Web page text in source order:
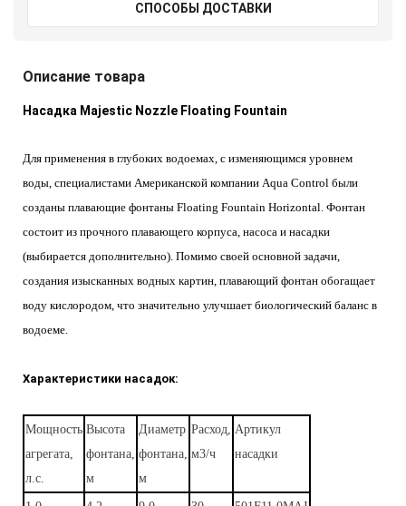
СПОСОБЫ ДОСТАВКИ
Описание товара
Насадка Majestic Nozzle Floating Fountain
Для применения в глубоких водоемах, с изменяющимся уровнем
воды, специалистами Американской компании Aqua Control были
созданы плавающие фонтаны Floating Fountain Horizontal. Фонтан
состоит из прочного плавающего корпуса, насоса и насадки
(выбирается дополнительно). Помимо своей основной задачи,
создания изысканных водных картин, плавающий фонтан обогащает
воду кислородом, что значительно улучшает биологический баланс в
водоеме.
Характеристики насадок:
Мощность
агрегата,
л.с.
Высота
фонтана,
м
Диаметр
фонтана,
м
Расход,
м3/ч
Артикул
насадки